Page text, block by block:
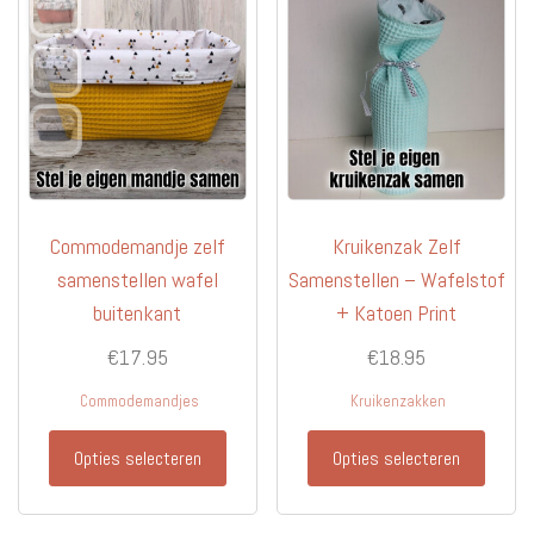
gekozen
worden
op
de
productpagina
op
Commodemandje zelf
samenstellen wafel
buitenkant
€17.95
Commodemandjes
Opties selecteren
Dit
Kruikenzak Zelf
Samenstellen – Wafelstof
+ Katoen Print
€18.95
Kruikenzakken
Opties selecteren
Dit